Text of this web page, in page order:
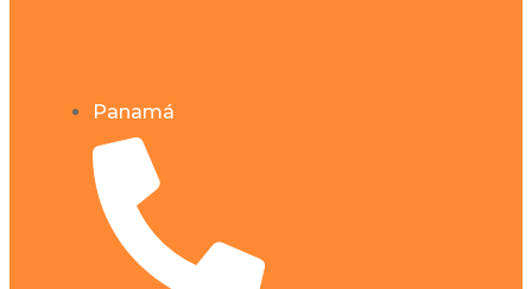
Panamá